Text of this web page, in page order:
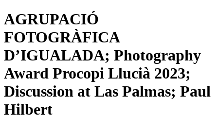
AGRUPACIÓ
FOTOGRÀFICA
D’IGUALADA; Photography
Award Procopi Llucià 2023;
Discussion at Las Palmas; Paul
Hilbert